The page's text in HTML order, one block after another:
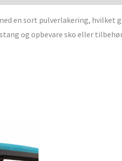
en sort pulverlakering, hvilket
og opbevare sko eller